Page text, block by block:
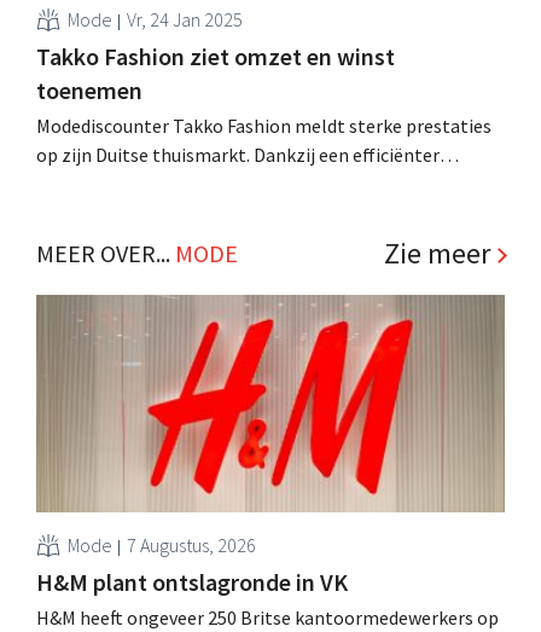
Mode Vr, 24 Jan 2025
Takko Fashion ziet omzet en winst
toenemen
Modediscounter Takko Fashion meldt sterke prestaties
op zijn Duitse thuismarkt. Dankzij een efficiënter
MEER OVER... MODE Zie meer
Mode 7 Augustus, 2026
H&M plant ontslagronde in VK
H&M heeft ongeveer 250 Britse kantoormedewerkers op